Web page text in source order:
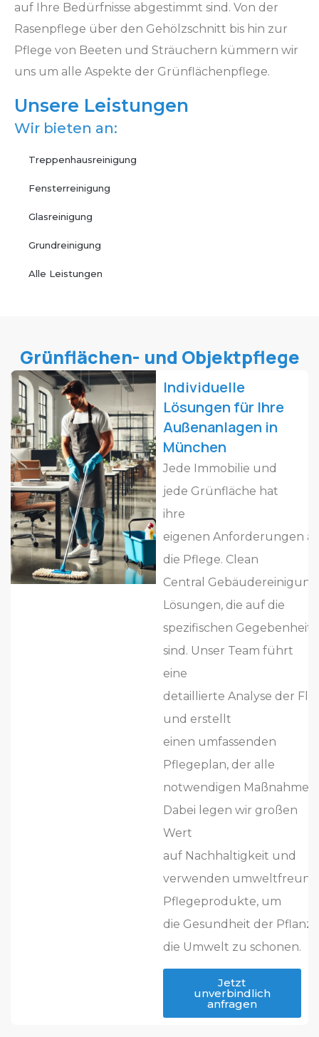
auf Ihre Bedürfnisse abgestimmt sind. Von der
Rasenpflege über den Gehölzschnitt bis hin zur
Pflege von Beeten und Sträuchern kümmern wir
uns um alle Aspekte der Grünflächenpflege.
Unsere Leistungen
Wir bieten an:
Treppenhausreinigung
Fensterreinigung
Glasreinigung
Grundreinigung
Alle Leistungen
Grünflächen- und Objektpflege
Individuelle
Lösungen für Ihre
Außenanlagen in
München
Jede Immobilie und
jede Grünfläche hat
ihre
eigenen Anforderungen
die Pflege. Clean
Central
Lösungen, die auf die
spezifischen
sind. Unser Team führt
eine
detaillierte Analyse der
und erstellt
einen umfassenden
Pflegeplan, der alle
notwendigen Maßnahmen
Dabei legen wir großen
Wert
auf Nachhaltigkeit und
verwenden
Pflegeprodukte, um
die Gesundheit der
die Umwelt zu schonen.
Jetzt
unverbindlich
anfragen